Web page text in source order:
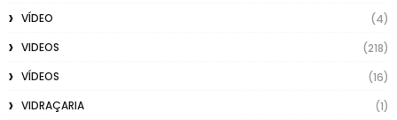
VÍDEO
(4)
VIDEOS
(218)
VÍDEOS
(16)
VIDRAÇARIA
(1)